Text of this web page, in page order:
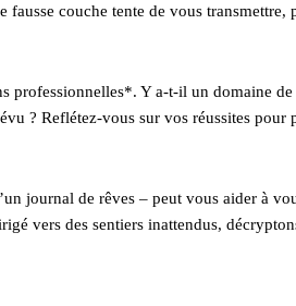
couche tente de vous transmettre,
professionnelles*. Y a-t-il un domaine
? Reflétez-vous sur vos réussites pour
journal de rêves – peut vous aider à
vers des sentiers inattendus,